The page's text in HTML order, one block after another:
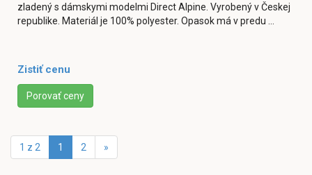
zladený s dámskymi modelmi Direct Alpine. Vyrobený v Českej
republike. Materiál je 100% polyester. Opasok má v predu ...
Zistiť cenu
Porovať ceny
1 z 2 1 2 »